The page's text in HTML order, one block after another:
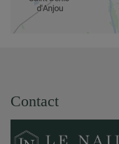
Contact